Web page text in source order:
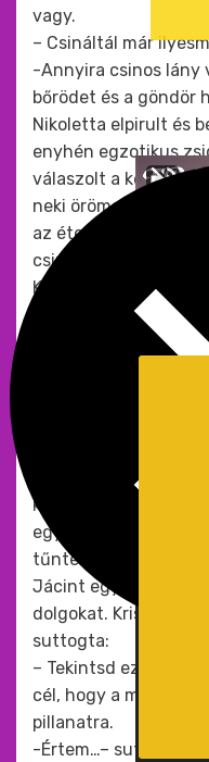
vagy.
– Csináltál már
-Annyira csinos lány
bőrödet és a göndör
Nikoletta elpirult és
enyhén egzotikus
válaszolt a
neki örömet az, hogy
az ételeivel, és
csinált ilyet, bármi is
Kriszti és Jácint
nem volt rajta a
tálcát hoztak tele
könyvet az asztal
körének közepébe.
egy tábla került. A
tűntek pedig már
Jácint egy furcsa
dolgokat. Kriszti
suttogta:
– Tekintsd ezt úgy
cél, hogy a
pillanatra.
-Értem…– suttogta